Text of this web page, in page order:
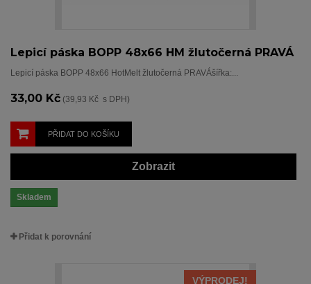
Lepicí páska BOPP 48x66 HM žlutočerná PRAVÁ
Lepicí páska BOPP 48x66 HotMelt žlutočerná PRAVÁšířka:...
33,00 Kč (39,93 Kč s DPH)
PŘIDAT DO KOŠÍKU
Zobrazit
Skladem
Přidat k porovnání
VÝPRODEJ!